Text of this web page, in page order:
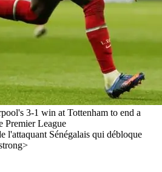
3-1 win at Tottenham to end a
Premier League
l'attaquant Sénégalais qui débloque